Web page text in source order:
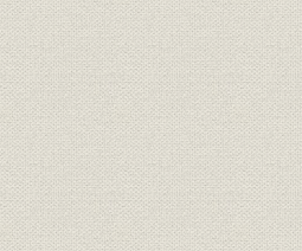
待望の銑鋼一貫体制の確立へ 昭和8年~
銑鋼一貫体制の確立へ・・・製
鋼工場の建設